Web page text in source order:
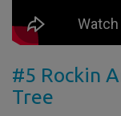
#5 Rockin
Tree